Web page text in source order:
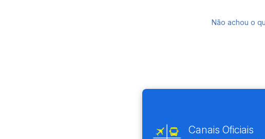
Não achou o
Canais Oficiais